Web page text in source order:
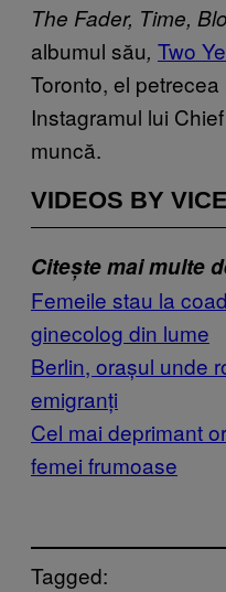
The Fader, Time,
albumul său, Two
Toronto, el
Instagramul lui
muncă.
VIDEOS BY VICE
Citește mai multe
Femeile stau la
ginecolog din lume
Berlin, orașul unde
emigranți
Cel mai deprimant
femei frumoase
Tagged: